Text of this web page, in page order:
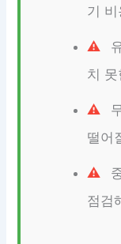
기
치
떨어
점검